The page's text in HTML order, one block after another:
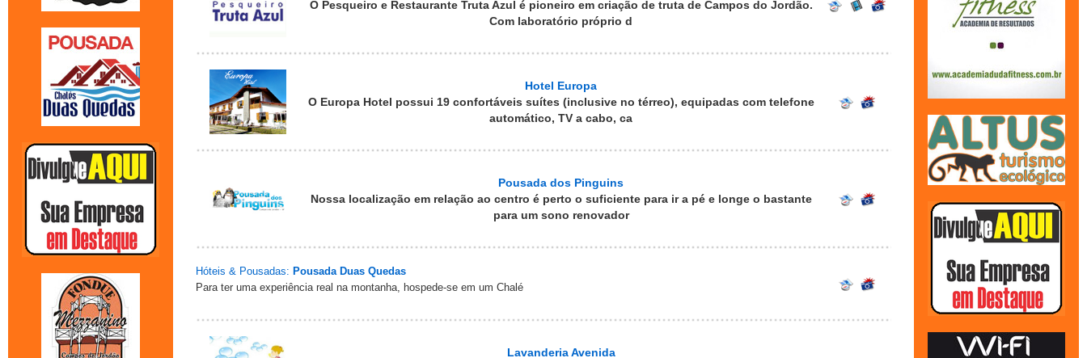
O Pesqueiro e Restaurante Truta Azul é pioneiro em criação de truta de Campos do Jordão.
Com laboratório próprio d
Hotel Europa
O Europa Hotel possui 19 confortáveis suítes (inclusive no térreo), equipadas com telefone
automático, TV a cabo, ca
Pousada dos Pinguins
Nossa localização em relação ao centro é perto o suficiente para ir a pé e longe o bastante
para um sono renovador
Hóteis & Pousadas: Pousada Duas Quedas
Para ter uma experiência real na montanha, hospede-se em um Chalé
Lavanderia Avenida